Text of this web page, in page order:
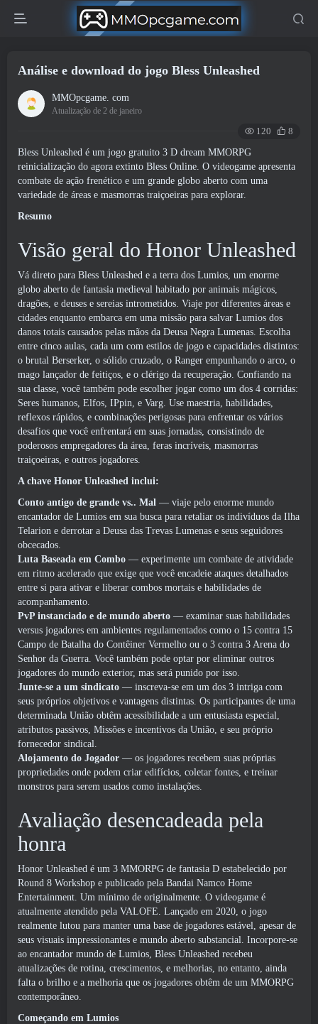
Análise e download do jogo Bless Unleashed
MMOpcgame. com
Atualização de 2 de janeiro
120
8
Bless Unleashed é um jogo gratuito 3 D dream MMORPG
reinicialização do agora extinto Bless Online. O videogame apresenta
combate de ação frenético e um grande globo aberto com uma
variedade de áreas e masmorras traiçoeiras para explorar.
Resumo
Visão geral do Honor Unleashed
Vá direto para Bless Unleashed e a terra dos Lumios, um enorme
globo aberto de fantasia medieval habitado por animais mágicos,
dragões, e deuses e sereias intrometidos. Viaje por diferentes áreas e
cidades enquanto embarca em uma missão para salvar Lumios dos
danos totais causados ​​pelas mãos da Deusa Negra Lumenas. Escolha
entre cinco aulas, cada um com estilos de jogo e capacidades distintos:
o brutal Berserker, o sólido cruzado, o Ranger empunhando o arco, o
mago lançador de feitiços, e o clérigo da recuperação. Confiando na
sua classe, você também pode escolher jogar como um dos 4 corridas:
Seres humanos, Elfos, IPpin, e Varg. Use maestria, habilidades,
reflexos rápidos, e combinações perigosas para enfrentar os vários
desafios que você enfrentará em suas jornadas, consistindo de
poderosos empregadores da área, feras incríveis, masmorras
traiçoeiras, e outros jogadores.
A chave Honor Unleashed inclui:
Conto antigo de grande vs.. Mal — viaje pelo enorme mundo
encantador de Lumios em sua busca para retaliar os indivíduos da Ilha
Telarion e derrotar a Deusa das Trevas Lumenas e seus seguidores
obcecados.
Luta Baseada em Combo — experimente um combate de atividade
em ritmo acelerado que exige que você encadeie ataques detalhados
entre si para ativar e liberar combos mortais e habilidades de
acompanhamento.
PvP instanciado e de mundo aberto — examinar suas habilidades
versus jogadores em ambientes regulamentados como o 15 contra 15
Campo de Batalha do Contêiner Vermelho ou o 3 contra 3 Arena do
Senhor da Guerra. Você também pode optar por eliminar outros
jogadores do mundo exterior, mas será punido por isso.
Junte-se a um sindicato — inscreva-se em um dos 3 intriga com
seus próprios objetivos e vantagens distintas. Os participantes de uma
determinada União obtêm acessibilidade a um entusiasta especial,
atributos passivos, Missões e incentivos da União, e seu próprio
fornecedor sindical.
Alojamento do Jogador — os jogadores recebem suas próprias
propriedades onde podem criar edifícios, coletar fontes, e treinar
monstros para serem usados ​​como instalações.
Avaliação desencadeada pela
honra
Honor Unleashed é um 3 MMORPG de fantasia D estabelecido por
Round 8 Workshop e publicado pela Bandai Namco Home
Entertainment. Um mínimo de originalmente. O videogame é
atualmente atendido pela VALOFE. Lançado em 2020, o jogo
realmente lutou para manter uma base de jogadores estável, apesar de
seus visuais impressionantes e mundo aberto substancial. Incorpore-se
ao encantador mundo de Lumios, Bless Unleashed recebeu
atualizações de rotina, crescimentos, e melhorias, no entanto, ainda
falta o brilho e a melhoria que os jogadores obtêm de um MMORPG
contemporâneo.
Começando em Lumios